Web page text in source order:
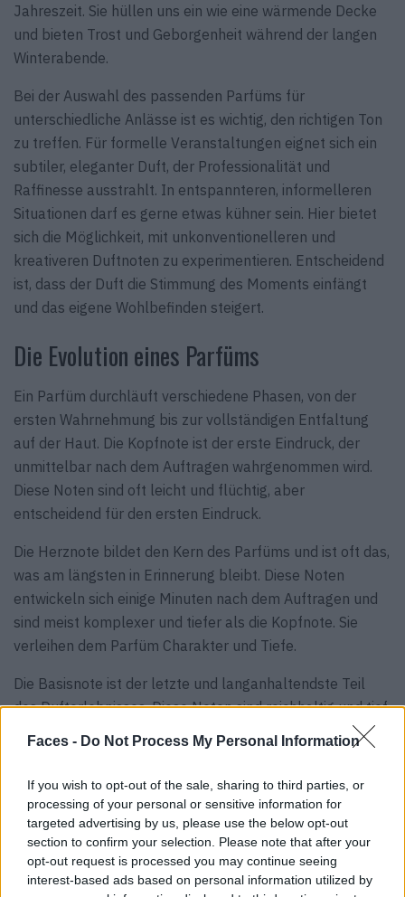
Faces - Do Not Process My Personal Information
If you wish to opt-out of the sale, sharing to third parties, or
processing of your personal or sensitive information for
targeted advertising by us, please use the below opt-out
section to confirm your selection. Please note that after your
opt-out request is processed you may continue seeing
interest-based ads based on personal information utilized by
Jahreszeit. Sie hüllen uns ein wie eine wärmende Decke
und bieten Trost und Geborgenheit während der langen
Winterabende.
Bei der Auswahl des passenden Parfüms für
unterschiedliche Anlässe ist es wichtig, den richtigen Ton
zu treffen. Für formelle Veranstaltungen eignet sich ein
subtiler, eleganter Duft, der Professionalität und
Raffinesse ausstrahlt. In entspannteren, informelleren
Situationen darf es gerne etwas kühner sein. Hier bietet
sich die Möglichkeit, mit unkonventionelleren und
kreativeren Duftnoten zu experimentieren. Entscheidend
ist, dass der Duft die Stimmung des Moments einfängt
und das eigene Wohlbefinden steigert.
Die Evolution eines Parfüms
Ein Parfüm durchläuft verschiedene Phasen, von der
ersten Wahrnehmung bis zur vollständigen Entfaltung
auf der Haut. Die Kopfnote ist der erste Eindruck, der
unmittelbar nach dem Auftragen wahrgenommen wird.
Diese Noten sind oft leicht und flüchtig, aber
entscheidend für den ersten Eindruck.
Die Herznote bildet den Kern des Parfüms und ist oft das,
was am längsten in Erinnerung bleibt. Diese Noten
entwickeln sich einige Minuten nach dem Auftragen und
sind meist komplexer und tiefer als die Kopfnote. Sie
verleihen dem Parfüm Charakter und Tiefe.
Die Basisnote ist der letzte und langanhaltendste Teil
des Dufterlebnisses. Diese Noten sind reichhaltig und tief
und bilden die Grundlage des Duftes. Sie verleihen dem
Parfüm Stabilität und Langlebigkeit und sind oft Stunden
nach dem Auftragen noch wahrnehmbar.
Der Duft als Komplement zur Garderobe
Ein Parfüm kann das i-Tüpfelchen eines jeden Outfits
sein. Es ergänzt die Garderobe und verleiht dem Träger